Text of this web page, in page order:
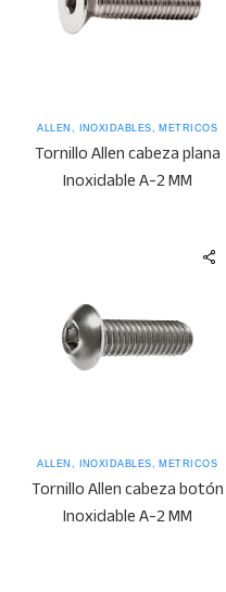
ALLEN , INOXIDABLES, MÉTRICOS
Tornillo Allen cabeza plana
Inoxidable A-2 MM
ALLEN , INOXIDABLES, MÉTRICOS
Tornillo Allen cabeza botón
Inoxidable A-2 MM